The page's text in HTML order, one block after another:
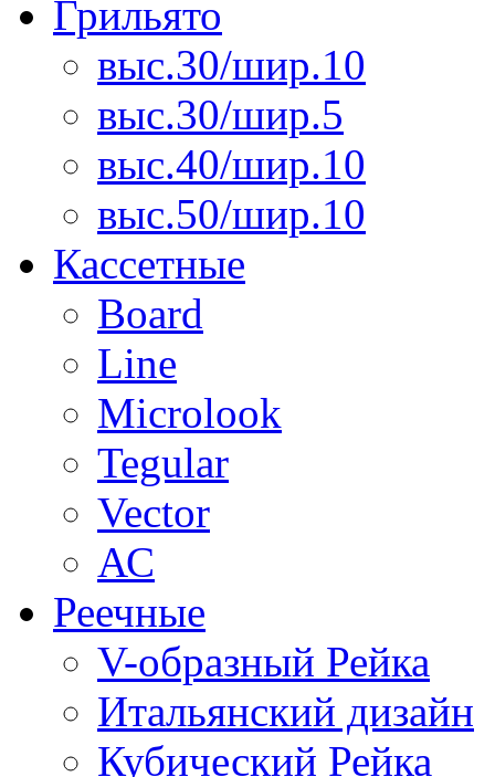
Грильято
выс.30/шир.10
выс.30/шир.5
выс.40/шир.10
выс.50/шир.10
Кассетные
Board
Line
Microlook
Tegular
Vector
АС
Реечные
V-образный Рейка
Итальянский дизайн
Кубический Рейка